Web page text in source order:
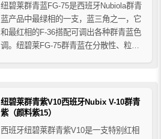
纽碧莱群青蓝FG-75是西班牙Nubiola群青
蓝产品中最绿相的一支，蓝三角之一，它
和最红相的F-36搭配可调出各种群青蓝色
调。纽碧莱FG-75群青蓝在分散性、粒径
纽碧莱群青紫V10西班牙Nubix V-10群青
紫（颜料紫15）
西班牙纽碧莱群青紫V10是一支特别红相